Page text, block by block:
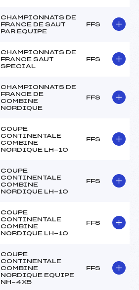
CHAMPIONNATS DE
FRANCE DE SAUT
PAR EQUIPE
FFS
CHAMPIONNATS DE
FRANCE SAUT
SPECIAL
FFS
CHAMPIONNATS DE
FRANCE DE
COMBINE
NORDIQUE
FFS
COUPE
CONTINENTALE
COMBINE
NORDIQUE LH-10
FFS
COUPE
CONTINENTALE
COMBINE
NORDIQUE LH-10
FFS
COUPE
CONTINENTALE
COMBINE
NORDIQUE LH-10
FFS
COUPE
CONTINENTALE
COMBINE
NORDIQUE EQUIPE
NH-4X5
FFS